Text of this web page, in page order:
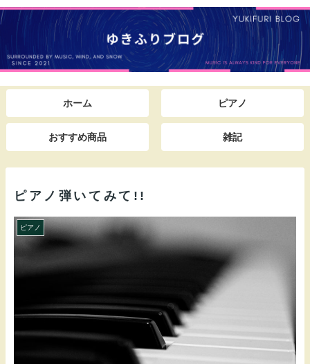
ホーム ピアノ
おすすめ商品 雑記
ピアノ弾いてみて!!
ピアノ